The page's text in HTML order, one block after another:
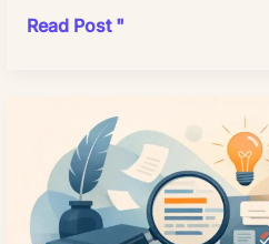
bien
estimer
correctement
vos
coûts,
rédacteurs
concentrer
travail
créatif
Corriger
dans
le
document
Read Post "